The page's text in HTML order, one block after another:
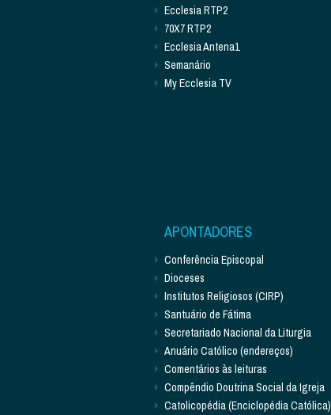
Ecclesia RTP2
70X7 RTP2
Ecclesia Antena1
Semanário
My Ecclesia TV
APONTADORES
Conferência Episcopal
Dioceses
Institutos Religiosos (CIRP)
Santuário de Fátima
Secretariado Nacional da Liturgia
Anuário Católico (endereços)
Comentários às leituras
Compêndio Doutrina Social da Igreja
Catolicopédia (Enciclopédia Católica)